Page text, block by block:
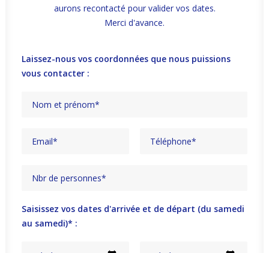
aurons recontacté pour valider vos dates.
Merci d'avance.
Laissez-nous vos coordonnées que nous puissions
vous contacter :
Saisissez vos dates d'arrivée et de départ (du samedi
au samedi)* :